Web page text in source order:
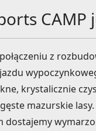
CAMP
z
krystalicznie
mazurskie lasy.
dostajemy